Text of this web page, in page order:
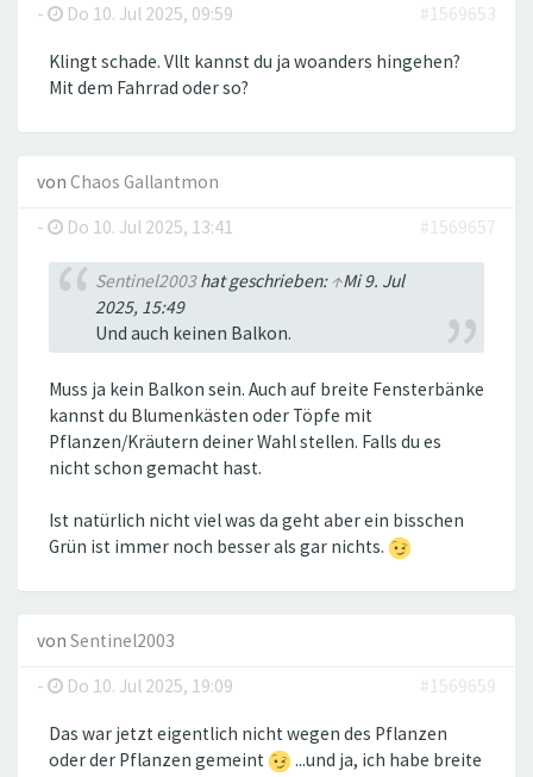
-
Do 10. Jul 2025, 09:59 #1569653
Klingt schade. Vllt kannst du ja woanders hingehen?
Mit dem Fahrrad oder so?
von Chaos Gallantmon
-
Do 10. Jul 2025, 13:41 #1569657
Sentinel2003hat geschrieben: ↑Mi 9. Jul
2025, 15:49
Und auch keinen Balkon.
Muss ja kein Balkon sein. Auch auf breite Fensterbänke
kannst du Blumenkästen oder Töpfe mit
Pflanzen/Kräutern deiner Wahl stellen. Falls du es
nicht schon gemacht hast.
Ist natürlich nicht viel was da geht aber ein bisschen
Grün ist immer noch besser als gar nichts.
von Sentinel2003
-
Do 10. Jul 2025, 19:09 #1569659
Das war jetzt eigentlich nicht wegen des Pflanzen
oder der Pflanzen gemeint
...und ja, ich habe breite